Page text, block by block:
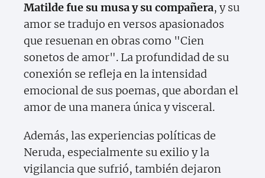
Matilde fue su musa y su compañera, y su
amor se tradujo en versos apasionados
que resuenan en obras como "Cien
sonetos de amor". La profundidad de su
conexión se refleja en la intensidad
emocional de sus poemas, que abordan el
amor de una manera única y visceral.
Además, las experiencias políticas de
Neruda, especialmente su exilio y la
vigilancia que sufrió, también dejaron